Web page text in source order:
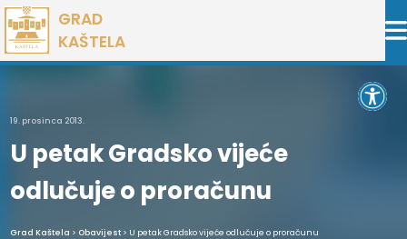
Preskoči
na
sadržaj
GRAD
KAŠTELA
19. prosinca 2013.
U petak Gradsko vijeće
odlučuje o proračunu
Grad Kaštela > Obavijest> U petak Gradsko vijeće odlučuje o proračunu